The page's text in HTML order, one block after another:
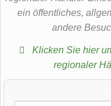
ein öffentliches,
andere
Klicken Sie hier
regionaler